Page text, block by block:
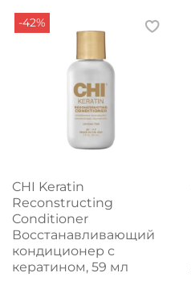
-42%
CHI Keratin
Reconstructing
Conditioner
Восстанавливающий
кондиционер с
кератином, 59 мл